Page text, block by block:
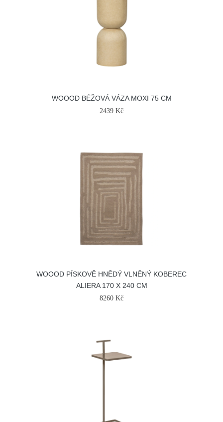
WOOOD BÉŽOVÁ VÁZA MOXI 75 CM
2439 Kč
WOOOD PÍSKOVĚ HNĚDÝ VLNĚNÝ KOBEREC
ALIERA 170 X 240 CM
8260 Kč